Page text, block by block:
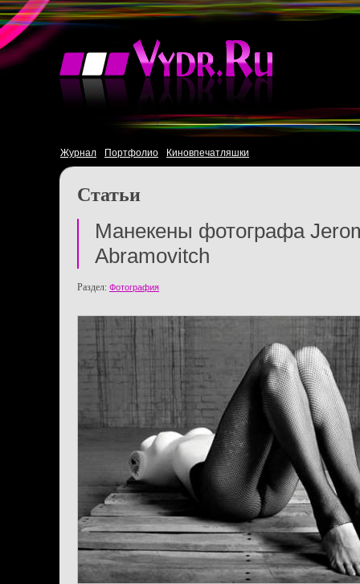
Журнал Портфолио Киновпечатляшки
Статьи
Манекены фотографа
Abramovitch
Раздел: Фотография